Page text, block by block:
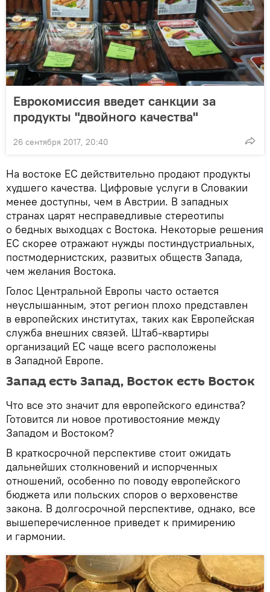
Еврокомиссия введет санкции за
продукты "двойного качества"
26 сентября 2017, 20:40
На востоке ЕС действительно продают продукты
худшего качества. Цифровые услуги в Словакии
менее доступны, чем в Австрии. В западных
странах царят несправедливые стереотипы
о бедных выходцах с Востока. Некоторые решения
ЕС скорее отражают нужды постиндустриальных,
постмодернистских, развитых обществ Запада,
чем желания Востока.
Голос Центральной Европы часто остается
неуслышанным, этот регион плохо представлен
в европейских институтах, таких как Европейская
служба внешних связей. Штаб-квартиры
организаций ЕС чаще всего расположены
в Западной Европе.
Запад есть Запад, Восток есть Восток
Что все это значит для европейского единства?
Готовится ли новое противостояние между
Западом и Востоком?
В краткосрочной перспективе стоит ожидать
дальнейших столкновений и испорченных
отношений, особенно по поводу европейского
бюджета или польских споров о верховенстве
закона. В долгосрочной перспективе, однако, все
вышеперечисленное приведет к примирению
и гармонии.